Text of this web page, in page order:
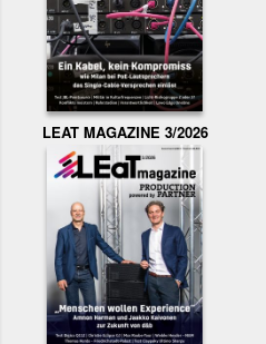
LEAT MAGAZINE 3/2026